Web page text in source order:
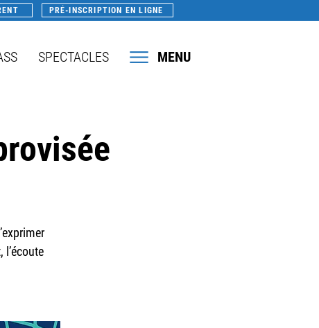
PRÉ-INSCRIPTION EN LIGNE
SPECTACLES MENU